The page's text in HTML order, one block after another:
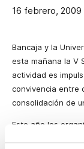
16 febrero, 2009
Bancaja y la
esta mañana la V
actividad es
convivencia entre
consolidación de
Este año los